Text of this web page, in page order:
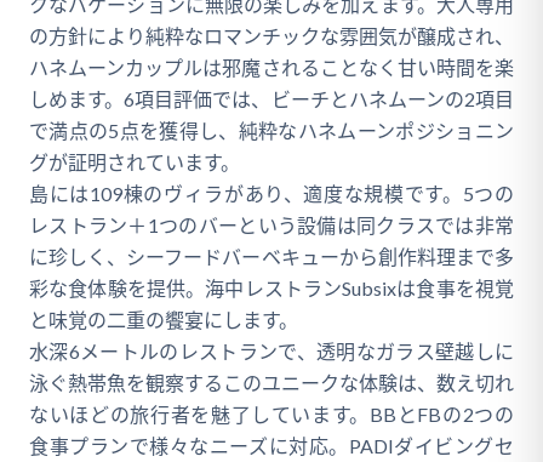
の方針により純粋なロマンチックな雰囲気が醸成され、
ハネムーンカップルは邪魔されることなく甘い時間を楽
しめます。6項目評価では、ビーチとハネムーンの2項目
で満点の5点を獲得し、純粋なハネムーンポジショニン
グが証明されています。
島には109棟のヴィラがあり、適度な規模です。5つの
レストラン＋1つのバーという設備は同クラスでは非常
に珍しく、シーフードバーベキューから創作料理まで多
彩な食体験を提供。海中レストランSubsixは食事を視覚
と味覚の二重の饗宴にします。
水深6メートルのレストランで、透明なガラス壁越しに
泳ぐ熱帯魚を観察するこのユニークな体験は、数え切れ
ないほどの旅行者を魅了しています。BBとFBの2つの
食事プランで様々なニーズに対応。PADIダイビングセ